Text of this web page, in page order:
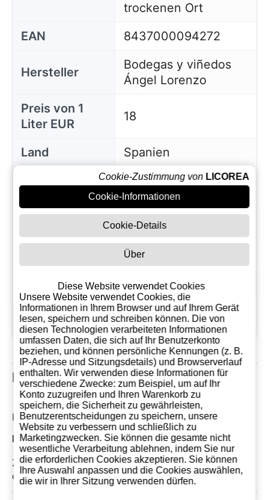
trockenen Ort
EAN
8437000094272
Hersteller
Bodegas y viñedos
Ángel Lorenzo
Preis von 1
Liter EUR
18
Land
Spanien
Weinbegleitun
Fisch und
Meeresfrüchte
2025
Verdejo
Herkunft
Rueda
Seit dem
Donnerstag 28 April,
2016
Kundenrezensionen
Kommentare: 0
Die neuesten Kundenrezensionen
Zur Zeit gibt noch keinen Kommentar. Verfassen Sie
den ersten kömmentar!
Cookie-Zustimmung von LICOREA
Cookie-Informationen
Cookie-Details
Über
Diese Website verwendet Cookies
Unsere Website verwendet Cookies, die
Informationen in Ihrem Browser und auf Ihrem Gerät
lesen, speichern und schreiben können. Die von
diesen Technologien verarbeiteten Informationen
umfassen Daten, die sich auf Ihr Benutzerkonto
beziehen, und können persönliche Kennungen (z. B.
IP-Adresse und Sitzungsdetails) und Browserverlauf
enthalten. Wir verwenden diese Informationen für
verschiedene Zwecke: zum Beispiel, um auf Ihr
Konto zuzugreifen und Ihren Warenkorb zu
speichern, die Sicherheit zu gewährleisten,
Benutzerentscheidungen zu speichern, unsere
Website zu verbessern und schließlich zu
Marketingzwecken. Sie können die gesamte nicht
wesentliche Verarbeitung ablehnen, indem Sie nur
die erforderlichen Cookies akzeptieren. Sie können
Ihre Auswahl anpassen und die Cookies auswählen,
die wir in Ihrer Sitzung verwenden dürfen.